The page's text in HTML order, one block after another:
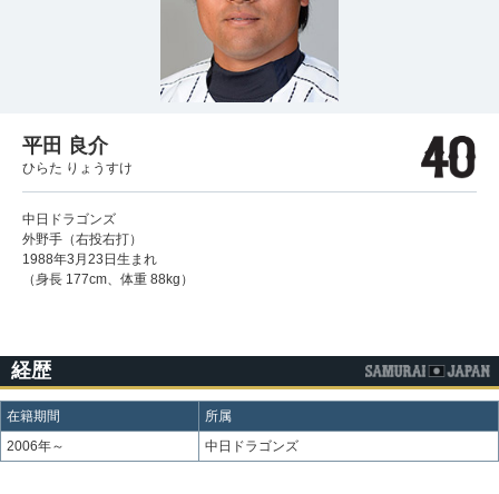
平田 良介
ひらた りょうすけ
中日ドラゴンズ
外野手（右投右打）
1988年3月23日生まれ
（身長 177cm、体重 88kg）
経歴
在籍期間
所属
2006年～
中日ドラゴンズ